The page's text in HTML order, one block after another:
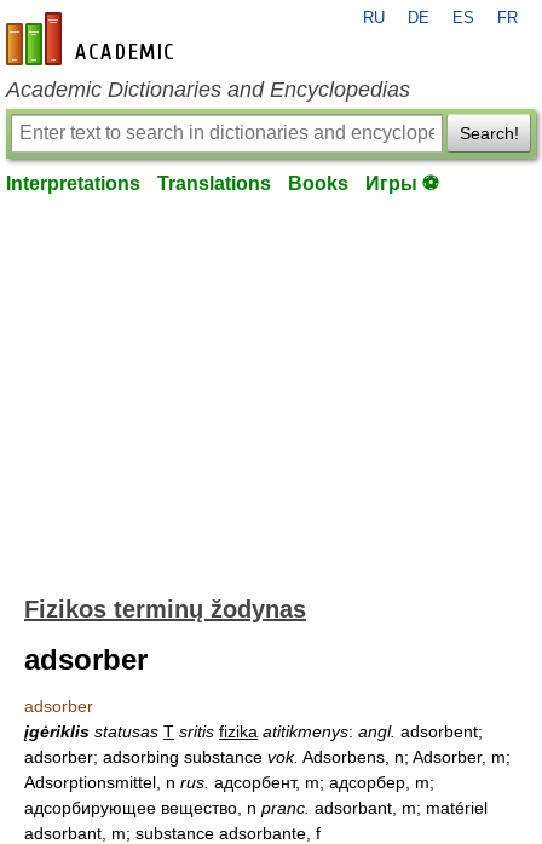
en-academic.com
RU DE ES FR
Academic Dictionaries and Encyclopedias
Search!
Interpretations Translations Books Игры ⚽
Fizikos terminų žodynas
adsorber
adsorber
įgėriklis statusas T sritis fizika atitikmenys: angl. adsorbent;
adsorber; adsorbing substance vok. Adsorbens, n; Adsorber, m;
Adsorptionsmittel, n rus. адсорбент, m; адсорбер, m;
адсорбирующее вещество, n pranc. adsorbant, m; matériel
adsorbant, m; substance adsorbante, f